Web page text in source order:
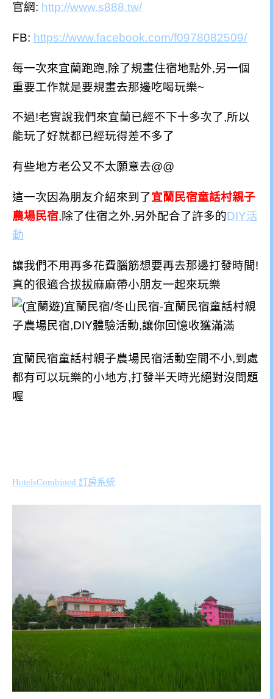
官網: http://www.s888.tw/
FB: https://www.facebook.com/f0978082509/
每一次來宜蘭跑跑,除了規畫住宿地點外,另一個
重要工作就是要規畫去那邊吃喝玩樂~
不過!老實說我們來宜蘭已經不下十多次了,所以
能玩了好就都已經玩得差不多了
有些地方老公又不太願意去@@
這一次因為朋友介紹來到了宜蘭民宿童話村親子
農場民宿,除了住宿之外,另外配合了許多的DIY活
動
讓我們不用再多花費腦筋想要再去那邊打發時間!
真的很適合拔拔麻麻帶小朋友一起來玩樂
宜蘭民宿童話村親子農場民宿活動空間不小,到處
都有可以玩樂的小地方,打發半天時光絕對沒問題
喔
HotelsCombined 訂房系統